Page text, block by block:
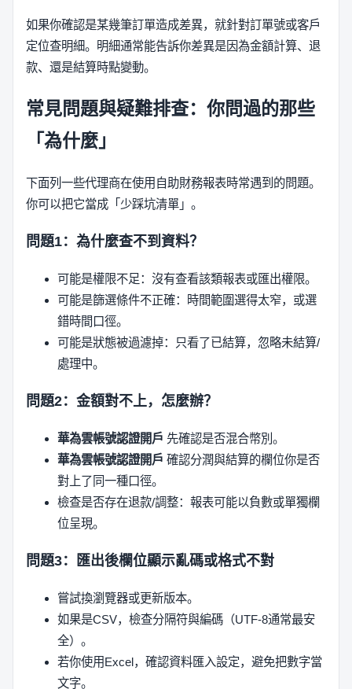
如果你確認是某幾筆訂單造成差異，就針對訂單號或客戶
定位查明細。明細通常能告訴你差異是因為金額計算、退
款、還是結算時點變動。
常見問題與疑難排查：你問過的那些
「為什麼」
下面列一些代理商在使用自助財務報表時常遇到的問題。
你可以把它當成「少踩坑清單」。
問題1：為什麼查不到資料？
可能是權限不足：沒有查看該類報表或匯出權限。
可能是篩選條件不正確：時間範圍選得太窄，或選
錯時間口徑。
可能是狀態被過濾掉：只看了已結算，忽略未結算/
處理中。
問題2：金額對不上，怎麼辦？
華為雲帳號認證開戶 先確認是否混合幣別。
華為雲帳號認證開戶 確認分潤與結算的欄位你是否
對上了同一種口徑。
檢查是否存在退款/調整：報表可能以負數或單獨欄
位呈現。
問題3：匯出後欄位顯示亂碼或格式不對
嘗試換瀏覽器或更新版本。
如果是CSV，檢查分隔符與編碼（UTF-8通常最安
全）。
若你使用Excel，確認資料匯入設定，避免把數字當
文字。